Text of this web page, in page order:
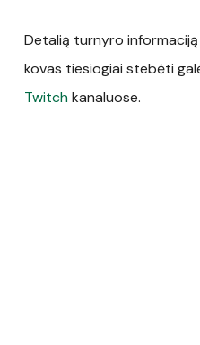
Detalią turnyro
kovas tiesiogiai stebėti
Twitchkanaluose.